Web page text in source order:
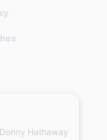
Hathaway